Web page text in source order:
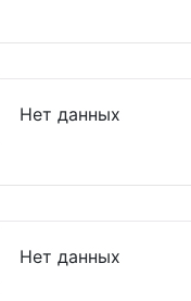
Нет данных
Нет данных